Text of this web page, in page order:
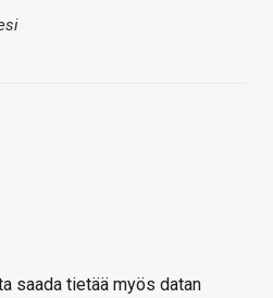
saada tietää myös datan